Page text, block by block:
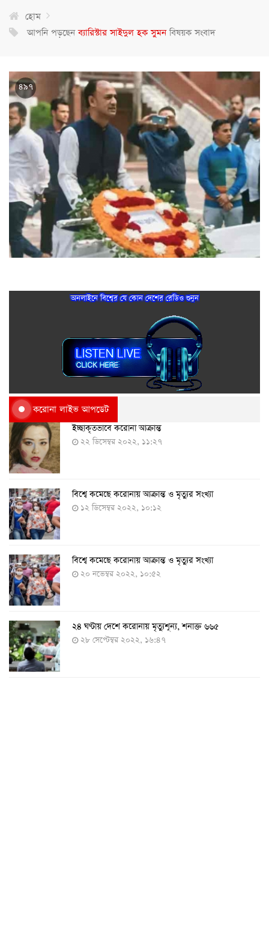
হোম
আপনি পড়ছেনব্যারিস্টার সাইদুল হক সুমনবিষয়ক সংবাদ
৪৯৭
আমার এলাকার নদীর ময়লা পরিষ্কারের মাধ্যমে শুরু হবে আমার
প্রথম কাজ: ব্যারিস্টার সুমন
অনলাইনে বিশ্বের যে কোন দেশের রেডিও শুনুন
করোনা লাইভ আপডেট
ইচ্ছাকৃতভাবে করোনা আক্রান্ত
২২ ডিসেম্বর ২০২২, ১১:২৭
বিশ্বে কমেছে করোনায় আক্রান্ত ও মৃত্যুর সংখ্যা
১২ ডিসেম্বর ২০২২, ১০:১২
বিশ্বে কমেছে করোনায় আক্রান্ত ও মৃত্যুর সংখ্যা
২০ নভেম্বর ২০২২, ১০:৫২
২৪ ঘণ্টায় দেশে করোনায় মৃত্যুশূন্য, শনাক্ত ৬৬৫
২৮ সেপ্টেম্বর ২০২২, ১৬:৪৭